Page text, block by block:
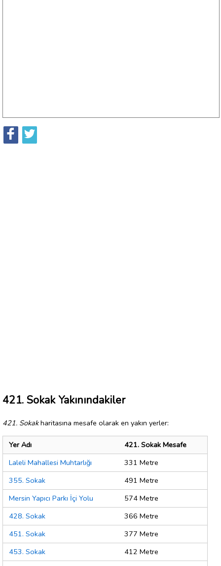
421. Sokak Yakınındakiler
421. Sokakharitasına mesafe olarak en yakın yerler:
Yer Adı
421. Sokak Mesafe
Laleli Mahallesi Muhtarlığı
331 Metre
355. Sokak
491 Metre
Mersin Yapıcı Parkı İçi Yolu
574 Metre
428. Sokak
366 Metre
451. Sokak
377 Metre
453. Sokak
412 Metre